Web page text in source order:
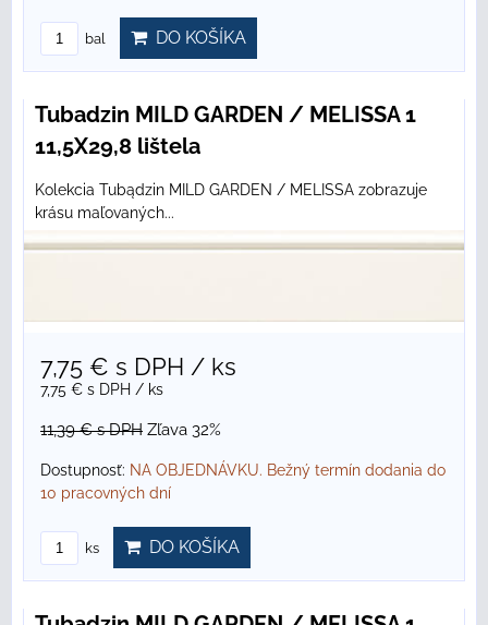
bal DO KOŠÍKA
Tubadzin MILD GARDEN / MELISSA 1
11,5X29,8 lištela
Kolekcia Tubądzin MILD GARDEN / MELISSA zobrazuje
krásu maľovaných...
7,75 € s DPH / ks
7,75 € s DPH / ks
11,39 €s DPH Zľava 32%
Dostupnosť: NA OBJEDNÁVKU. Bežný termín dodania do
10 pracovných dní
ks DO KOŠÍKA